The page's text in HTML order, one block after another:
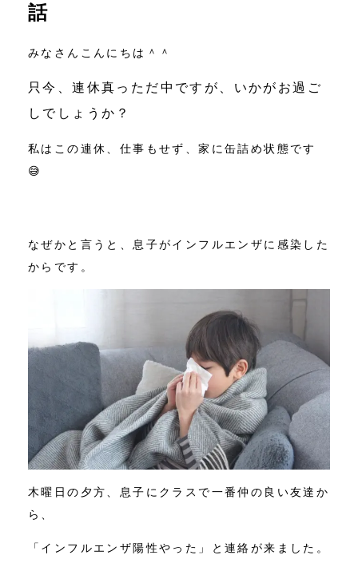
話
みなさんこんにちは＾＾
只今、連休真っただ中ですが、いかがお過ご
しでしょうか？
私はこの連休、仕事もせず、家に缶詰め状態です
😅
なぜかと言うと、息子がインフルエンザに感染した
からです。
木曜日の夕方、息子にクラスで一番仲の良い友達か
ら、
「インフルエンザ陽性やった」と連絡が来ました。